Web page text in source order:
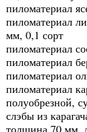
пиломатериал
пиломатериал
мм, 0,1 сорт
пиломатериал
пиломатериал
пиломатериал
пиломатериал
полуобрезной,
слэбы из